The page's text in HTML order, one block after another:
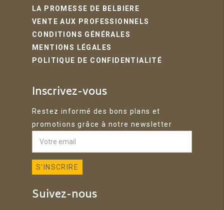
LA PROMESSE DE BELBIERE
VENTE AUX PROFESSIONNELS
CONDITIONS GÉNÉRALES
MENTIONS LÉGALES
POLITIQUE DE CONFIDENTIALITÉ
Inscrivez-vous
Restez informé des bons plans et
promotions grâce à notre newsletter
Suivez-nous